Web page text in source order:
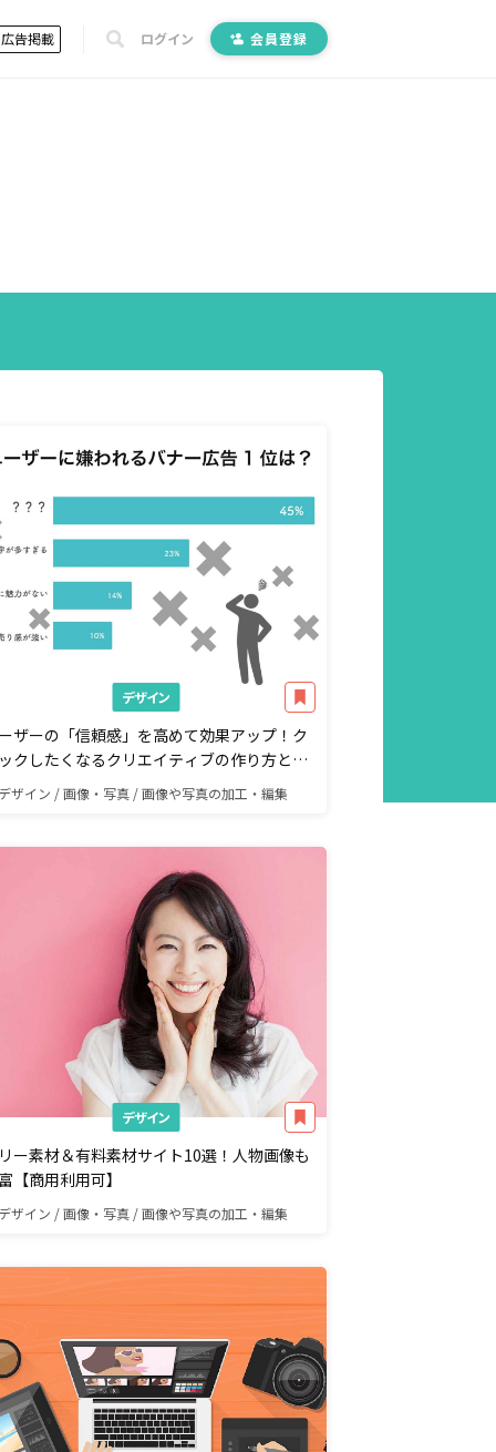
広告掲載 ログイン 会員登録
デザイン
ザーの「信頼感」を高めて効果アップ！ク
クしたくなるクリエイティブの作り方と
デザイン / 画像・写真 / 画像や写真の加工・編集
デザイン
ー素材＆有料素材サイト10選！人物画像も
【商用利用可】
デザイン / 画像・写真 / 画像や写真の加工・編集